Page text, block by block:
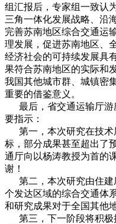
组汇报后，专家组一致认
三角一体化发展战略、沿
完善苏南地区综合交通运
理发展，促进苏南地区、
经济社会的可持续发展具
果符合苏南地区的实际和
我国其他城市群、城镇密
重要的借鉴意义。
最后，省交通运输厅游
要指示：
第一，本次研究在技术
标，部分成果甚至超出了
通厅向以杨涛教授为首的
谢！
第二，本次研究由住建
个发达区域的综合交通体
和研究成果对于全国其他
第三，下一阶段将积极